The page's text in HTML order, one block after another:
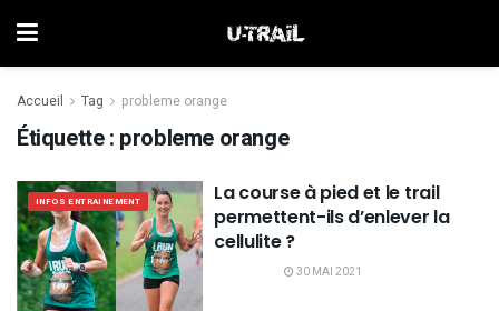
Accueil Tag probleme orange
Étiquette : probleme orange
INFOS ENTRAINEMENT
La course à pied et le trail
permettent-ils d’enlever la
cellulite ?
30 MAI 2021